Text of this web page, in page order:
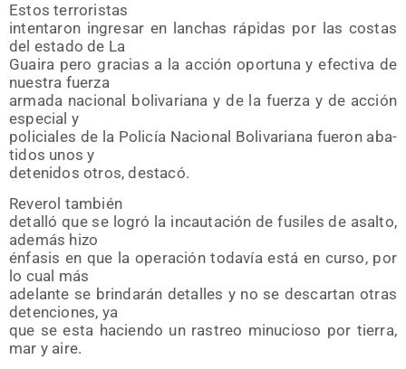
Estos terro­ris­tas
inten­ta­ron ingre­sar en lan­chas rápi­das por las cos­tas
del esta­do de La
Guai­ra pero gra­cias a la acción opor­tu­na y efec­ti­va de
nues­tra fuerza
arma­da nacio­nal boli­va­ria­na y de la fuer­za y de acción
espe­cial y
poli­cia­les de la Poli­cía Nacio­nal Boli­va­ria­na fue­ron aba­
ti­dos unos y
dete­ni­dos otros, destacó.
Reve­rol también
deta­lló que se logró la incau­ta­ción de fusi­les de asal­to,
ade­más hizo
énfa­sis en que la ope­ra­ción toda­vía está en cur­so, por
lo cual más
ade­lan­te se brin­da­rán deta­lles y no se des­car­tan otras
deten­cio­nes, ya
que se esta hacien­do un ras­treo minu­cio­so por tie­rra,
mar y aire.